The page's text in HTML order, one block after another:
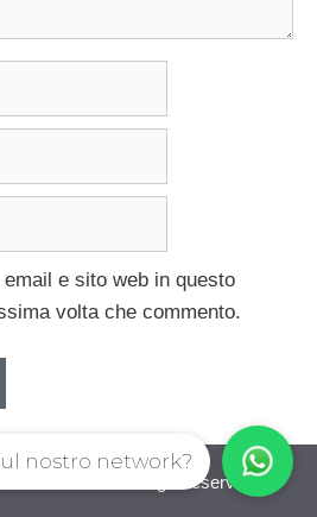
e sito web in questo
volta che commento.
© 2026. All right reserverd.
nostro network?